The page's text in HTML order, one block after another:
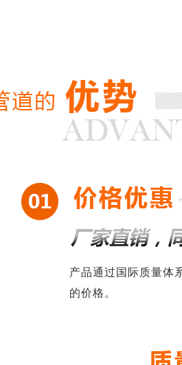
产品通过国际质量体
的价格。